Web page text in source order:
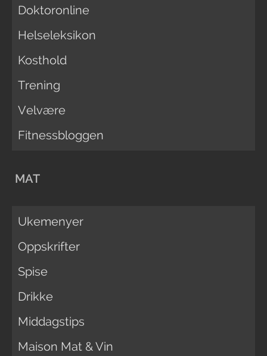
Doktoronline
Helseleksikon
Kosthold
Trening
Velvære
Fitnessbloggen
MAT
Ukemenyer
Oppskrifter
Spise
Drikke
Middagstips
Maison Mat & Vin